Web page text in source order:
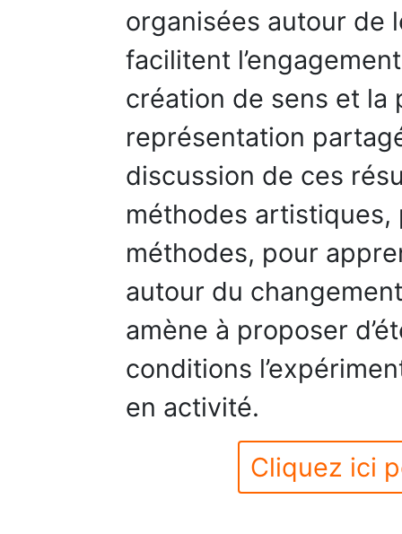
organisées autour de
facilitent
création de sens et la
représentation
discussion de ces
méthodes artistiques,
méthodes, pour
autour du
amène à proposer
conditions
en activité.
Cliquez ici